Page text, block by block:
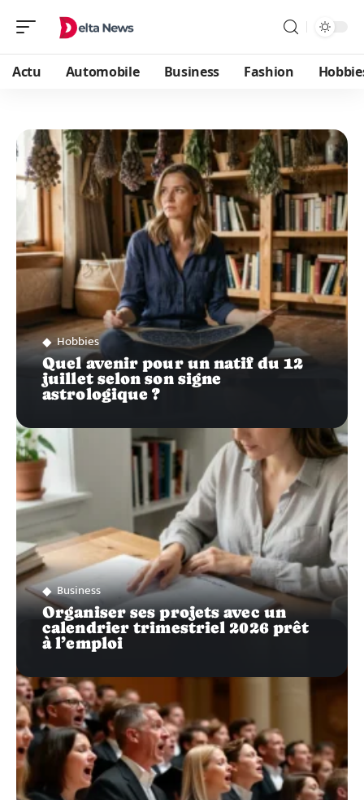
Actu Automobile Business Fashion
Hobbies
Quel avenir pour un natif du 12
juillet selon son signe
astrologique ?
Business
Organiser ses projets avec un
calendrier trimestriel 2026 prêt
à l’emploi